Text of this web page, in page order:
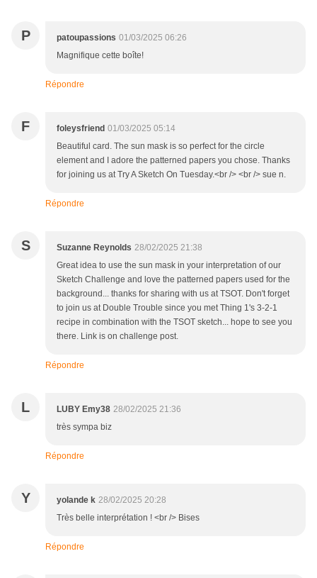
P patoupassions 01/03/2025 06:26
Magnifique cette boîte!
Répondre
F foleysfriend 01/03/2025 05:14
Beautiful card. The sun mask is so perfect for the circle
element and I adore the patterned papers you chose. Thanks
for joining us at Try A Sketch On Tuesday.<br /> <br /> sue n.
Répondre
S Suzanne Reynolds 28/02/2025 21:38
Great idea to use the sun mask in your interpretation of our
Sketch Challenge and love the patterned papers used for the
background... thanks for sharing with us at TSOT. Don't forget
to join us at Double Trouble since you met Thing 1's 3-2-1
recipe in combination with the TSOT sketch... hope to see you
there. Link is on challenge post.
Répondre
L LUBY Emy38 28/02/2025 21:36
très sympa biz
Répondre
Y yolande k 28/02/2025 20:28
Très belle interprétation ! <br /> Bises
Répondre